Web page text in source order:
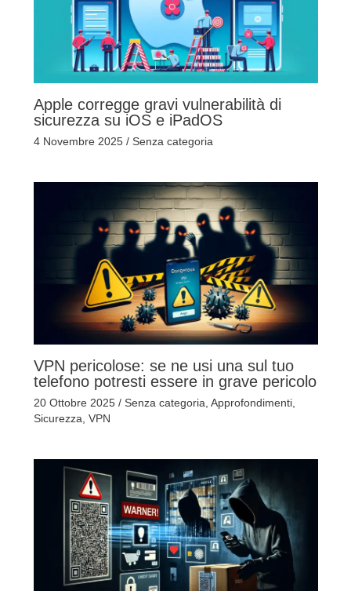
Apple corregge gravi vulnerabilità di
sicurezza su iOS e iPadOS
4 Novembre 2025 / Senza categoria
VPN pericolose: se ne usi una sul tuo
telefono potresti essere in grave pericolo
20 Ottobre 2025 / Senza categoria Approfondimenti,
Sicurezza VPN